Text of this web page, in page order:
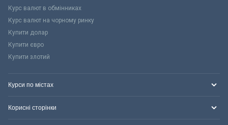
Курс валют в обмінниках
Курс валют на чорному ринку
Купити долар
Купити євро
Купити злотий
Курси по містах
Корисні сторінки